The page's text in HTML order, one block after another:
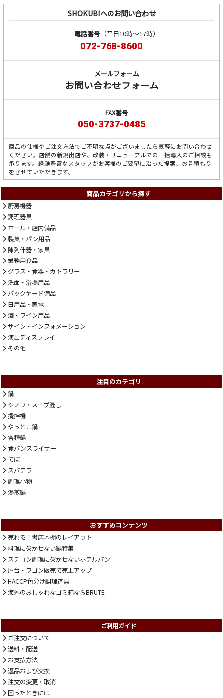
SHOKUBIへのお問い合わせ
電話番号（平日10時～17時）
072-768-8600
メールフォーム
お問い合わせフォーム
FAX番号
050-3737-0485
商品の仕様やご注文方法でご不明な点がございましたら気軽にお問い合わせ
ください。店舗の新規出店や、改装・リニューアルでの一括導入のご相談も
承ります。経験豊富なスタッフがお客様のご要望に沿った提案、お見積もり
をさせていただきます。
商品カテゴリから探す
厨房機器
調理器具
ホール・店内備品
製菓・パン用品
陳列什器・家具
業務用食品
グラス・食器・カトラリー
洗面・浴場用品
バックヤード備品
日用品・家電
酒・ワイン用品
サイン・インフォメーション
演出ディスプレイ
その他
注目のカテゴリ
鍋
シノワ・スープ漉し
攪拌機
やっとこ鍋
各種鍋
食パンスライサー
てぼ
スパテラ
調理小物
湯煎鍋
おすすめコンテンツ
売れる！書店本棚のレイアウト
料理に欠かせない鍋特集
スチコン調理に欠かせないホテルパン
屋台・ワゴン販売で売上アップ
HACCP色分け調理道具
海外のおしゃれなゴミ箱ならBRUTE
ご利用ガイド
ご注文について
送料・配送
お支払方法
返品および交換
注文の変更・取消
困ったときには